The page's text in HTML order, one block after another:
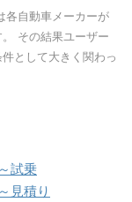
各自動車メーカーが
その結果ユーザー
として大きく関わっ
試乗
見積り